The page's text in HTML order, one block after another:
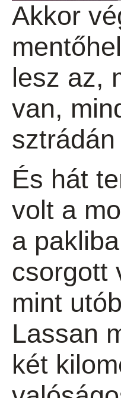
Akkor
lesz az,
van,
És hát
volt a
a
csorgott
mint
Lassan
két